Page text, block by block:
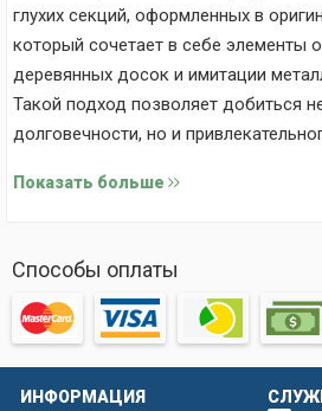
глухих секций, оформленных в
который сочетает в себе элементы
деревянных досок и имитации
Такой подход позволяет добиться
долговечности, но и
секций с выразительным и
Поверхность оформлена рельефом,
струганные деревянные доски с
проработанными металлическими
эффектный стиль добавляет
Показать больше
Способы оплаты
ИНФОРМАЦИЯ